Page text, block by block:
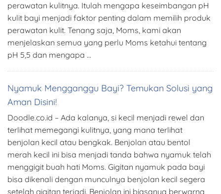
perawatan kulitnya. Itulah mengapa keseimbangan pH
kulit bayi menjadi faktor penting dalam memilih produk
perawatan kulit. Tenang saja, Moms, kami akan
menjelaskan semua yang perlu Moms ketahui tentang
pH 5,5 dan mengapa …
Nyamuk Mengganggu Bayi? Temukan Solusi yang
Aman Disini!
Doodle.co.id – Ada kalanya, si kecil menjadi rewel dan
terlihat memegangi kulitnya, yang mana terlihat
benjolan kecil atau bengkak. Benjolan atau bentol
merah kecil ini bisa menjadi tanda bahwa nyamuk telah
menggigit buah hati Moms. Gigitan nyamuk pada bayi
bisa dikenali dengan munculnya benjolan kecil segera
setelah gigitan terjadi. Benjolan ini biasanya berwarna